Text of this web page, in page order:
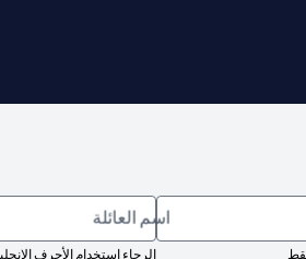
الرجاء استخدام الأحرف
اسم العائلة